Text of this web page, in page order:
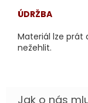
ÚDRŽBA
Materiál lze prát
nežehlit.